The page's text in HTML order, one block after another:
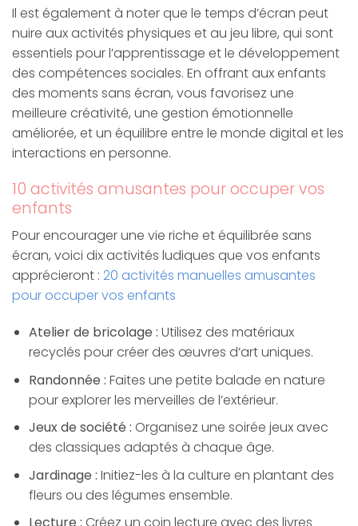
Il est également à noter que le temps d’écran peut
nuire aux activités physiques et au jeu libre, qui sont
essentiels pour l’apprentissage et le développement
des compétences sociales. En offrant aux enfants
des moments sans écran, vous favorisez une
meilleure créativité, une gestion émotionnelle
améliorée, et un équilibre entre le monde digital et les
interactions en personne.
10 activités amusantes pour occuper vos
enfants
Pour encourager une vie riche et équilibrée sans
écran, voici dix activités ludiques que vos enfants
apprécieront : 20 activités manuelles amusantes
pour occuper vos enfants
Atelier de bricolage : Utilisez des matériaux
recyclés pour créer des œuvres d’art uniques.
Randonnée : Faites une petite balade en nature
pour explorer les merveilles de l’extérieur.
Jeux de société : Organisez une soirée jeux avec
des classiques adaptés à chaque âge.
Jardinage : Initiez-les à la culture en plantant des
fleurs ou des légumes ensemble.